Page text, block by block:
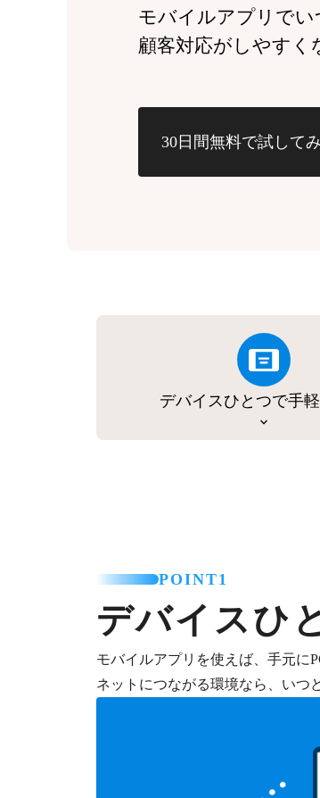
モバイルアプリでい
顧客対応がしやすく
30日間無料で試して
デバイスひとつで手
POINT1
デバイスひ
モバイルアプリを使えば、手元に
ネットにつながる環境なら、いつ